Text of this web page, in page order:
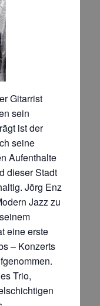
Gitarrist
sein
ist der
seine
Aufenthalte
dieser Stadt
Jörg Enz
Jazz zu
eine erste
– Konzerts
Trio,